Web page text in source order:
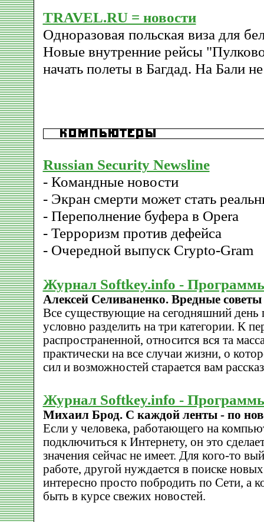
TRAVEL.RU = новости
Одноразовая польская виза для
Новые внутренние рейсы
начать полеты в Багдад. На Бали
Russian Security Newsline
- Командные новости
- Экран смерти может стать
- Переполнение буфера в Opera
- Терроризм против дефейса
- Очередной выпуск Crypto-Gram
Журнал Softkey.info -
Алексей Селиваненко. Вредные советы
Все существующие на сегодняшний
условно разделить на три категории. К
распространенной, относится вся та
практически на все случаи жизни, о
сил и возможностей старается вам
Журнал Softkey.info -
Михаил Брод. С каждой ленты - по
Если у человека, работающего на
подключиться к Интернету, он это
значения сейчас не имеет. Для кого-то
работе, другой нуждается в поиске
интересно просто побродить по Сети, а
быть в курсе свежих новостей.